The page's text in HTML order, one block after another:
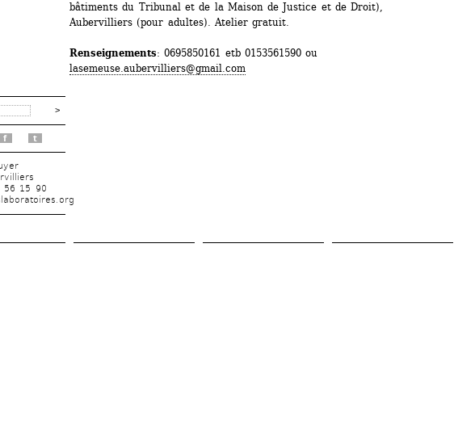
f t
56 15 90
bâtiments du Tribunal et de la Maison de Justice et de Droit),
Aubervilliers (pour adultes). Atelier gratuit.
Renseignements: 0695850161 etb 0153561590 ou
lasemeuse.aubervilliers@gmail.com